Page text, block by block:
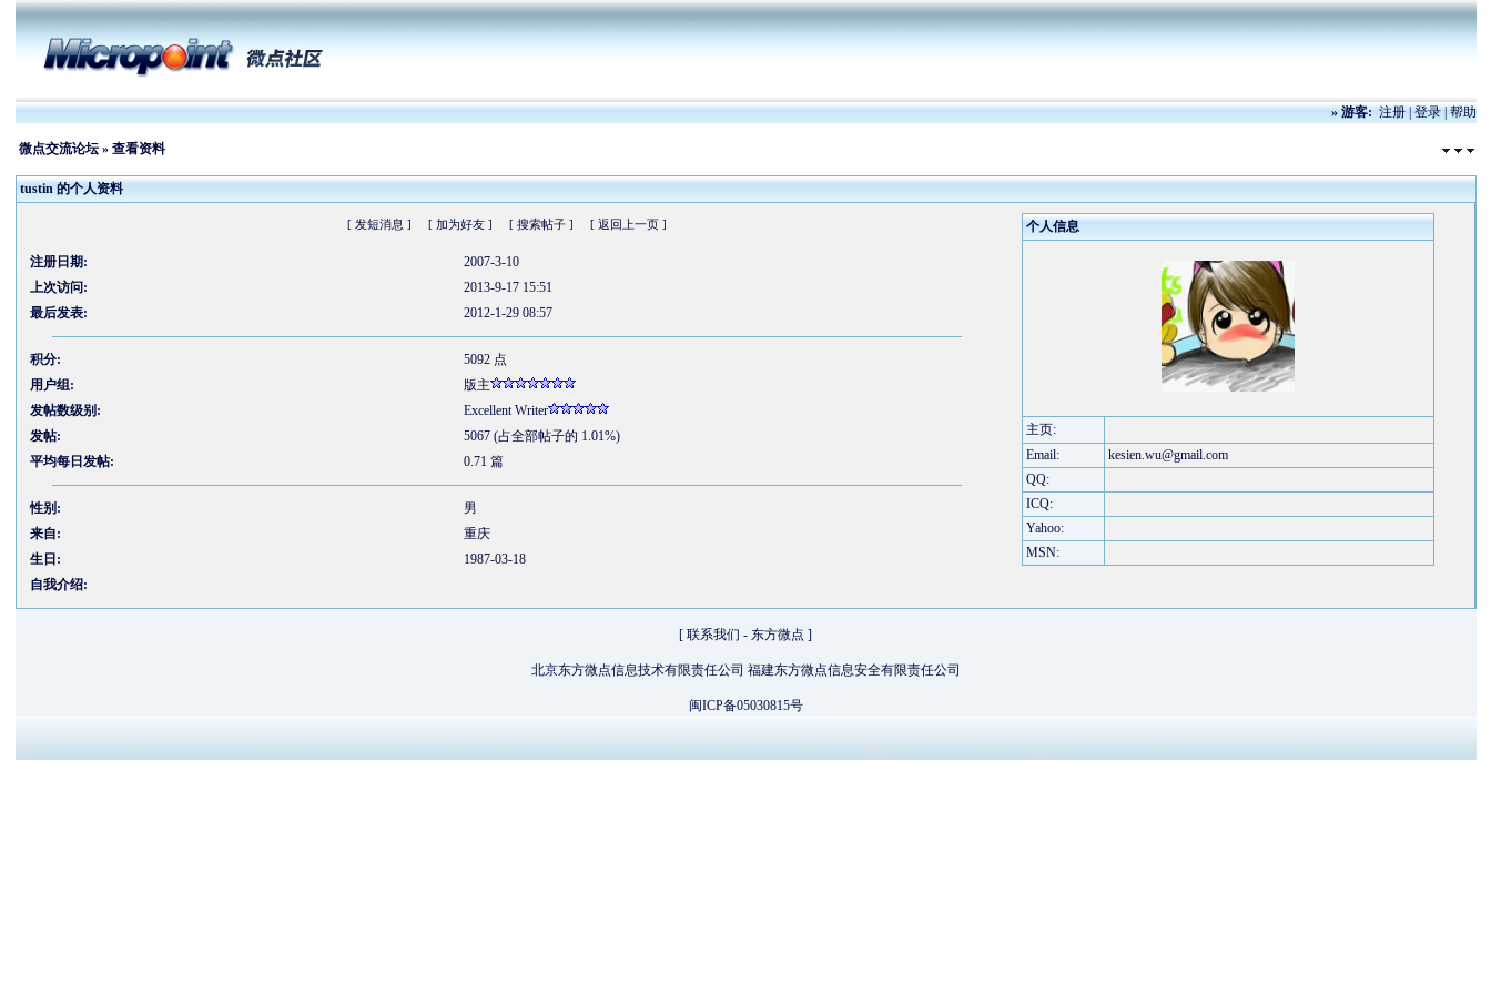
» 游客:注册|登录|帮助
微点交流论坛» 查看资料
tustin 的个人资料
[ 发短消息 ] [ 加为好友 ] [ 搜索帖子 ] [ 返回上一页 ]
注册日期:
2007-3-10
上次访问:
2013-9-17 15:51
最后发表:
2012-1-29 08:57
积分:
5092 点
用户组:
版主
发帖数级别:
Excellent Writer
发帖:
5067 (占全部帖子的 1.01%)
平均每日发帖:
0.71 篇
性别:
男
来自:
重庆
生日:
1987-03-18
自我介绍:
个人信息
主页:
Email:
kesien.wu@gmail.com
QQ:
ICQ:
Yahoo:
MSN:
[ 联系我们 - 东方微点 ]
北京东方微点信息技术有限责任公司 福建东方微点信息安全有限责任公司
闽ICP备05030815号